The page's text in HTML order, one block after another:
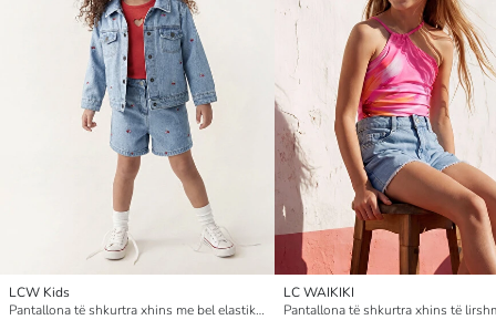
LCW Kids
Pantallona të shkurtra xhins me bel elastik të qëndisura për vajza
LC WAIKIKI